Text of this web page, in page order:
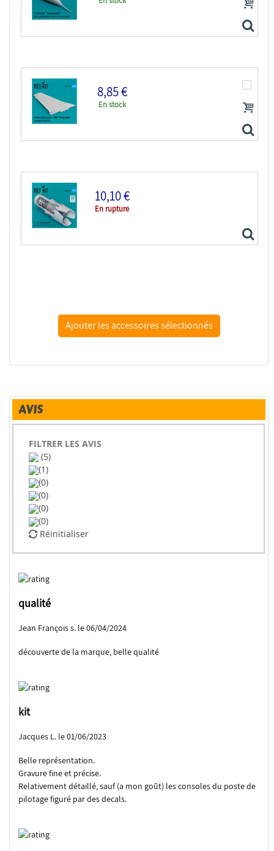
ResKit amelioration RSU72-0287 Cône de nez F-105G, D...
8,85 €
En stock
ResKit kit d'amelioration Avion RSU72-0183...
10,10 €
En rupture
ResKit amelioration RSU72-0331 Tuyère d'échappement...
AVIS
FILTRER LES AVIS
(5)
(1)
(0)
(0)
(0)
(0)
Réinitialiser
qualité
Jean François s. le 06/04/2024
découverte de la marque, belle qualité
kit
Jacques L. le 01/06/2023
Belle représentation.
Gravure fine et précise.
Relativement détaillé, sauf (a mon goût) les consoles du poste de
pilotage figuré par des decals.